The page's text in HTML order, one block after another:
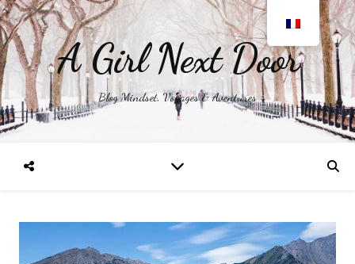
A Girl Next Door
Blog Mindset, Voyages & Aventures